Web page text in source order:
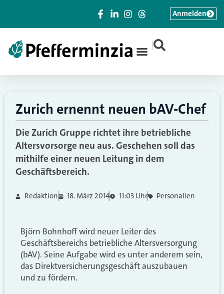
|
Anmelden
Zurich ernennt neuen bAV-Chef
Die Zurich Gruppe richtet ihre betriebliche
Altersvorsorge neu aus. Geschehen soll das
mithilfe einer neuen Leitung in dem
Geschäftsbereich.
Redaktion 18. März 2014 11:03 Uhr Personalien
Björn Bohnhoff wird neuer Leiter des
Geschäftsbereichs betriebliche Altersversorgung
(bAV). Seine Aufgabe wird es unter anderem sein,
das Direktversicherungsgeschäft auszubauen
und zu fördern.